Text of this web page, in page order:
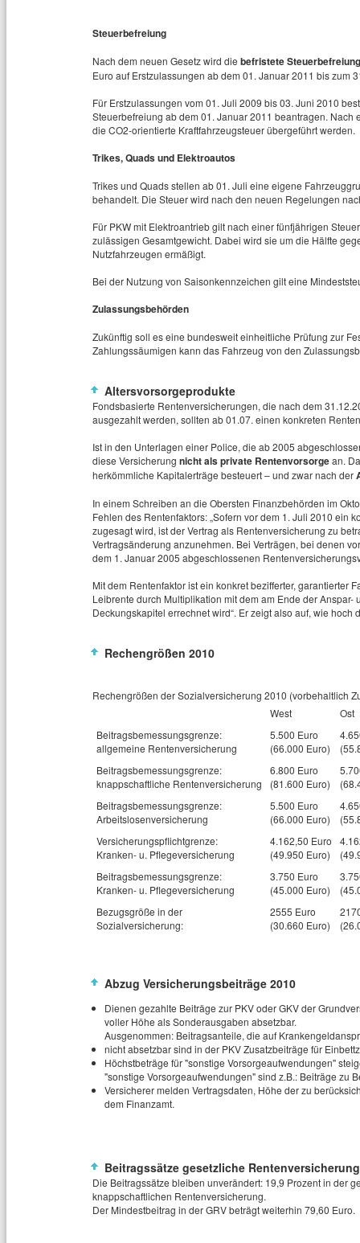
Steuerbefreiung
Nach dem neuen Gesetz wird die befristete
Euro auf Erstzulassungen ab dem 01. Januar 2011 bis zum
Für Erstzulassungen vom 01. Juli 2009 bis 03. Juni 2010
Steuerbefreiung ab dem 01. Januar 2011 beantragen.
die CO2-orientierte Kraftfahrzeugsteuer übergeführt werden.
Trikes, Quads und Elektroautos
Trikes und Quads stellen ab 01. Juli eine eigene
behandelt. Die Steuer wird nach den neuen Regelungen
Für PKW mit Elektroantrieb gilt nach einer fünfjährigen
zulässigen Gesamtgewicht. Dabei wird sie um die Hälfte
Nutzfahrzeugen ermäßigt.
Bei der Nutzung von Saisonkennzeichen gilt eine
Zulassungsbehörden
Zukünftig soll es eine bundesweit einheitliche Prüfung zur
Zahlungssäumigen kann das Fahrzeug von den
Altersvorsorgeprodukte
Fondsbasierte Rentenversicherungen, die nach dem
ausgezahlt werden, sollten ab 01.07. einen konkreten
Ist in den Unterlagen einer Police, die ab 2005
diese Versicherung nicht als private Rentenvorsorgean.
herkömmliche Kapitalerträge besteuert – und zwar nach der
In einem Schreiben an die Obersten Finanzbehörden im
Fehlen des Rentenfaktors: „Sofern vor dem 1. Juli 2010 ein
zugesagt wird, ist der Vertrag als Rentenversicherung zu
Vertragsänderung anzunehmen. Bei Verträgen, bei denen
dem 1. Januar 2005 abgeschlossenen
Mit dem Rentenfaktor ist ein konkret bezifferter, garantierter
Leibrente durch Multiplikation mit dem am Ende der
Deckungskapitel errechnet wird“. Er zeigt also auf, wie
Rechengrößen 2010
Rechengrößen der Sozialversicherung 2010 (vorbehaltlich
West
Ost
Beitragsbemessungsgrenze:
allgemeine Rentenversicherung
5.500 Euro
(66.000 Euro)
Beitragsbemessungsgrenze:
knappschaftliche Rentenversicherung
6.800 Euro
(81.600 Euro)
Beitragsbemessungsgrenze:
Arbeitslosenversicherung
5.500 Euro
(66.000 Euro)
Versicherungspflichtgrenze:
Kranken- u. Pflegeversicherung
4.162,50 Euro
(49.950 Euro)
Beitragsbemessungsgrenze:
Kranken- u. Pflegeversicherung
3.750 Euro
(45.000 Euro)
Bezugsgröße in der
Sozialversicherung:
2555 Euro
(30.660 Euro)
Abzug Versicherungsbeiträge 2010
Dienen gezahlte Beiträge zur PKV oder GKV der
voller Höhe als Sonderausgaben absetzbar.
Ausgenommen: Beitragsanteile, die auf
nicht absetzbar sind in der PKV Zusatzbeiträge für
Höchstbeträge für "sonstige Vorsorgeaufwendungen"
"sonstige Vorsorgeaufwendungen" sind z.B.: Beiträge zu
Versicherer melden Vertragsdaten, Höhe der zu
dem Finanzamt.
Beitragssätze gesetzliche Rentenversicherung
Die Beitragssätze bleiben unverändert: 19,9 Prozent in der
knappschaftlichen Rentenversicherung.
Der Mindestbeitrag in der GRV beträgt weiterhin 79,60 Euro.